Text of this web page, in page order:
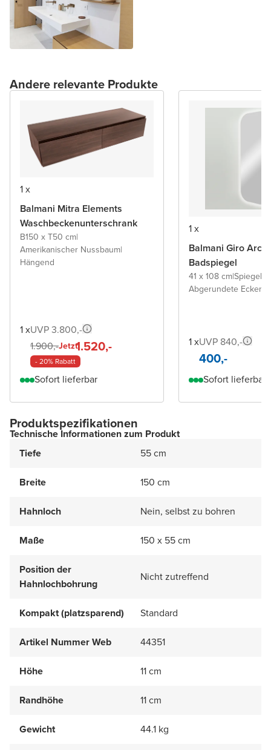
Andere relevante Produkte
1 x
Balmani Mitra Elements
Waschbeckenunterschrank
B150 x T50 cm|
Amerikanischer Nussbaum|
Hängend
1 xUVP 3.800,-
1.900,-Jetzt1.520,-
- 20% Rabatt
Sofort lieferbar
1 x
Balmani Giro
Badspiegel
41 x 108 cm|Spiegel
Abgerundete Ecken
1 xUVP 840,-
400,-
Sofort lieferbar
Produktspezifikationen
Technische Informationen zum Produkt
Tiefe
55 cm
Breite 150 cm
Hahnloch Nein, selbst zu bohren
Maße 150 x 55 cm
Position der
Hahnlochbohrung
Nicht zutreffend
Kompakt (platzsparend) Standard
Artikel Nummer Web 44351
Höhe 11 cm
Randhöhe 11 cm
Gewicht 44.1 kg